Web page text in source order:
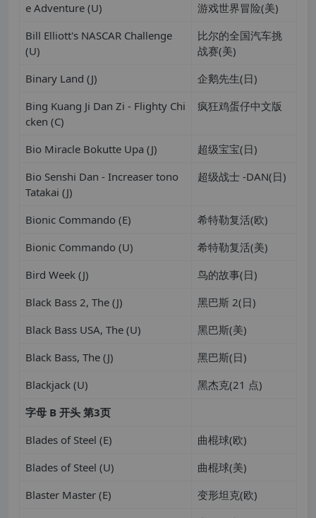
e Adventure (U)
游戏世界冒险(美)
Bill Elliott's NASCAR Challenge
(U)
比尔的全国汽车挑
战赛(美)
Binary Land (J)
企鹅先生(日)
Bing Kuang Ji Dan Zi - Flighty Chi
cken (C)
疯狂鸡蛋仔中文版
Bio Miracle Bokutte Upa (J)
超级宝宝(日)
Bio Senshi Dan - Increaser tono
Tatakai (J)
超级战士 -DAN(日)
Bionic Commando (E)
希特勒复活(欧)
Bionic Commando (U)
希特勒复活(美)
Bird Week (J)
鸟的故事(日)
Black Bass 2, The (J)
黑巴斯 2(日)
Black Bass USA, The (U)
黑巴斯(美)
Black Bass, The (J)
黑巴斯(日)
Blackjack (U)
黑杰克(21 点)
字母 B 开头 第3页
Blades of Steel (E)
曲棍球(欧)
Blades of Steel (U)
曲棍球(美)
Blaster Master (E)
变形坦克(欧)